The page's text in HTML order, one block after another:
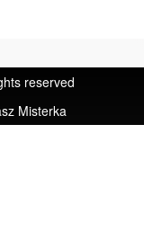
reserved
Misterka